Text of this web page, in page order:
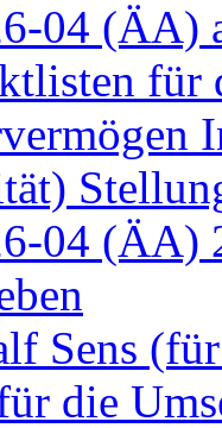
04 (ÄA)
für
04 (ÄA)
Sens
die